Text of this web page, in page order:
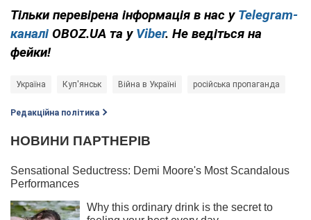
Тільки перевірена інформація в нас у Telegram-
каналі OBOZ.UA та у Viber. Не ведіться на
фейки!
Україна Куп'янськ Війна в Україні російська пропаганда
Редакційна політика